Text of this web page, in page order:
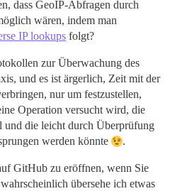
dass GeoIP-Abfragen durch
wären, indem man
IP lookups folgt?
zur Überwachung des
und es ist ärgerlich, Zeit mit der
nur um festzustellen,
Operation versucht wird, die
und die leicht durch Überprüfung
werden könnte
.
GitHub zu eröffnen, wenn Sie
übersehe ich etwas